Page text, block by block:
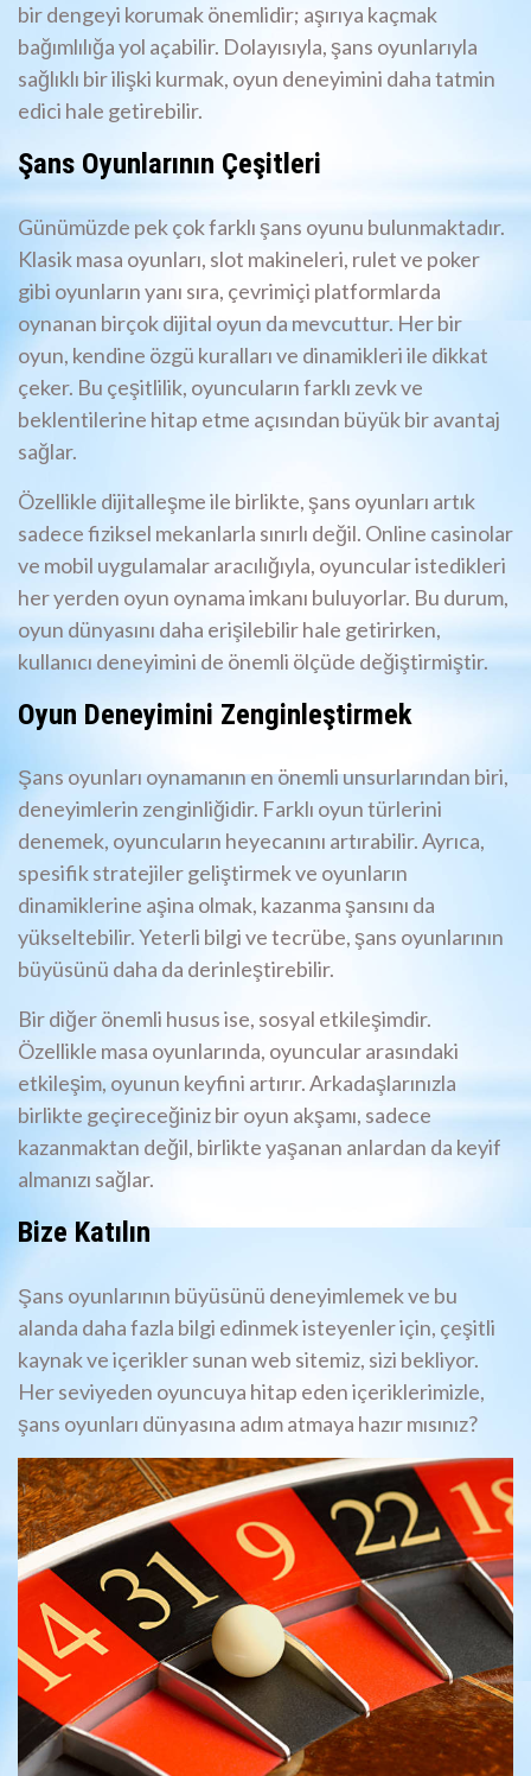
bir dengeyi korumak önemlidir; aşırıya kaçmak
bağımlılığa yol açabilir. Dolayısıyla, şans oyunlarıyla
sağlıklı bir ilişki kurmak, oyun deneyimini daha tatmin
edici hale getirebilir.
Şans Oyunlarının Çeşitleri
Günümüzde pek çok farklı şans oyunu bulunmaktadır.
Klasik masa oyunları, slot makineleri, rulet ve poker
gibi oyunların yanı sıra, çevrimiçi platformlarda
oynanan birçok dijital oyun da mevcuttur. Her bir
oyun, kendine özgü kuralları ve dinamikleri ile dikkat
çeker. Bu çeşitlilik, oyuncuların farklı zevk ve
beklentilerine hitap etme açısından büyük bir avantaj
sağlar.
Özellikle dijitalleşme ile birlikte, şans oyunları artık
sadece fiziksel mekanlarla sınırlı değil. Online casinolar
ve mobil uygulamalar aracılığıyla, oyuncular istedikleri
her yerden oyun oynama imkanı buluyorlar. Bu durum,
oyun dünyasını daha erişilebilir hale getirirken,
kullanıcı deneyimini de önemli ölçüde değiştirmiştir.
Oyun Deneyimini Zenginleştirmek
Şans oyunları oynamanın en önemli unsurlarından biri,
deneyimlerin zenginliğidir. Farklı oyun türlerini
denemek, oyuncuların heyecanını artırabilir. Ayrıca,
spesifik stratejiler geliştirmek ve oyunların
dinamiklerine aşina olmak, kazanma şansını da
yükseltebilir. Yeterli bilgi ve tecrübe, şans oyunlarının
büyüsünü daha da derinleştirebilir.
Bir diğer önemli husus ise, sosyal etkileşimdir.
Özellikle masa oyunlarında, oyuncular arasındaki
etkileşim, oyunun keyfini artırır. Arkadaşlarınızla
birlikte geçireceğiniz bir oyun akşamı, sadece
kazanmaktan değil, birlikte yaşanan anlardan da keyif
almanızı sağlar.
Bize Katılın
Şans oyunlarının büyüsünü deneyimlemek ve bu
alanda daha fazla bilgi edinmek isteyenler için, çeşitli
kaynak ve içerikler sunan web sitemiz, sizi bekliyor.
Her seviyeden oyuncuya hitap eden içeriklerimizle,
şans oyunları dünyasına adım atmaya hazır mısınız?